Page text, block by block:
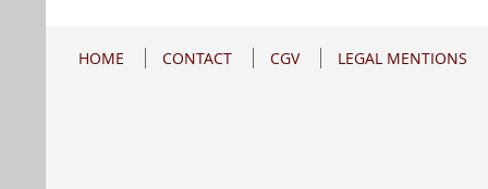
HOME CONTACT CGV LEGAL MENTIONS